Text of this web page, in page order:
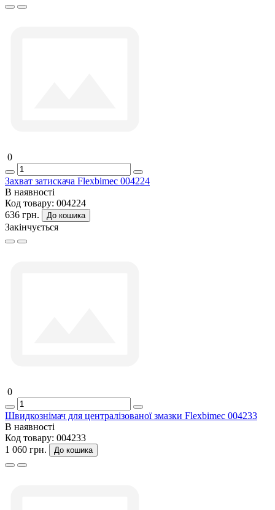
0
Захват затискача Flexbimec 004224
В наявності
Код товару: 004224
636 грн.
До кошика
Закінчується
0
Швидкознімач для централізованої змазки Flexbimec 004233
В наявності
Код товару: 004233
1 060 грн.
До кошика